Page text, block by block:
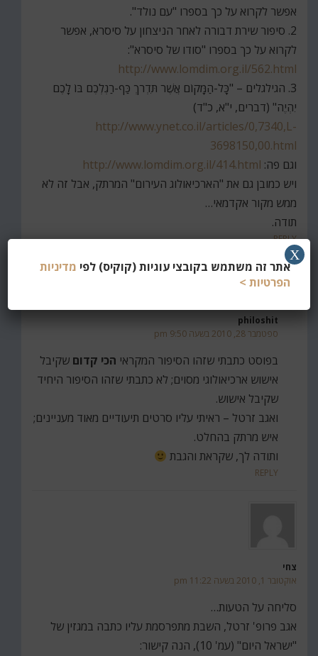
אפשר לקרוא על כך בספרו "עם נולד".
2. סיפור שירת דבורה לאחר הניצחון על סיסרא, אפשר
לקרוא על כך בספרו "סודו של סיסרא":
http://www.lomdim.org.il/562.html
3. הגילגלים – "כָּל-הַמָּקוֹם אֲשֶׁר תִּדְרֹךְ כַּף-רַגְלְכֶם בּוֹ לָכֶם
יִהְיֶה" (דברים, י"א, כ"ד)
http://www.ynet.co.il/articles/0,7340,L-
3698150,00.html
וגם פה: http://www.lomdim.org.il/414.html
ויש כמובן גם את "הארכיאולוג העירום" המרתק, אבל זה לא
ממש מקור אקדמאי…
תודה.
REPLY
philoshit
ספטמבר 28, 2010 בשעה 9:50 pm
בפוסט כתבתי שזהו הסיפור המקראי הכי קדום שקיבל
אישוש ארכיאולוגי מסוים; לא כתבתי שזהו הסיפור היחיד
שקיבל אישוש.
ואגב זרטל – ראיתי עליו סרטים תיעודיים מאוד מעניינים;
איש מרתק בהחלט.
ותודה לך, שקראת והגבת
REPLY
צחי
אוקטובר 1, 2010 בשעה 11:22 pm
סליחה על הטעות…
אגב פרופ' זרטל, השבת מתפרסמת עליו כתבה במגזין של
"ישראל היום" (עמ' 10), הנה קישור:
אתר זה משתמש בקובצי עוגיות (קוקיס) לפי מדיניות
הפרטיות >
X